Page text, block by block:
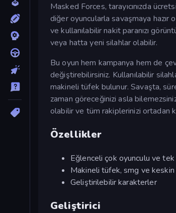
Masked Forces, tarayıcınızda
diğer oyuncularla savaşmaya hazır
ve kullanılabilir nakit paranızı
veya hatta yeni silahlar olabilir.
Bu oyun hem kampanya hem de
değiştirebilirsiniz. Kullanılabilir
makineli tüfek bulunur. Savaşta,
zaman göreceğinizi asla
olabilir ve tüm rakiplerinizi ortadan
Özellikler
Eğlenceli çok oyunculu ve tek
Makineli tüfek, smg ve
Geliştirilebilir karakterler
Geliştirici